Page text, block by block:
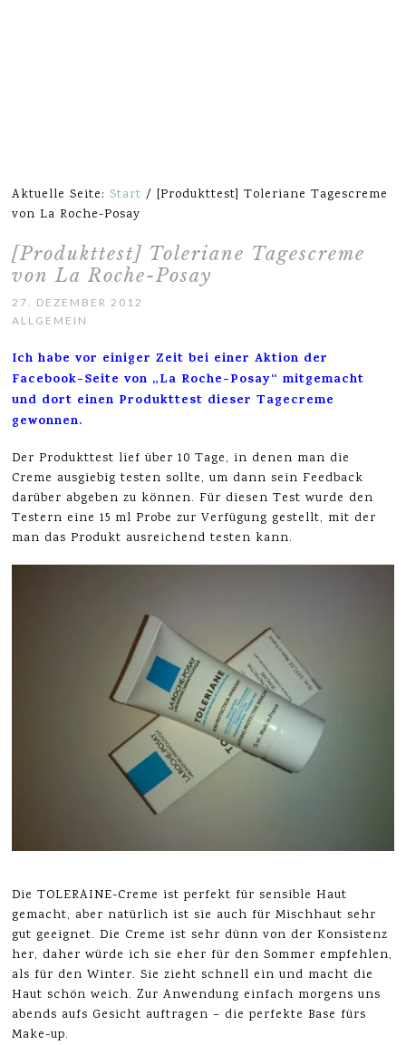
Aktuelle Seite:Start / [Produkttest] Toleriane Tagescreme
von La Roche-Posay
[Produkttest] Toleriane Tagescreme
von La Roche-Posay
27. DEZEMBER 2012
ALLGEMEIN
Ich habe vor einiger Zeit bei einer Aktion der
Facebook-Seite von „La Roche-Posay“ mitgemacht
und dort einen Produkttest dieser Tagecreme
gewonnen.
Der Produkttest lief über 10 Tage, in denen man die
Creme ausgiebig testen sollte, um dann sein Feedback
darüber abgeben zu können. Für diesen Test wurde den
Testern eine 15 ml Probe zur Verfügung gestellt, mit der
man das Produkt ausreichend testen kann.
Die TOLERAINE-Creme ist perfekt für sensible Haut
gemacht, aber natürlich ist sie auch für Mischhaut sehr
gut geeignet. Die Creme ist sehr dünn von der Konsistenz
her, daher würde ich sie eher für den Sommer empfehlen,
als für den Winter. Sie zieht schnell ein und macht die
Haut schön weich. Zur Anwendung einfach morgens uns
abends aufs Gesicht auftragen – die perfekte Base fürs
Make-up.